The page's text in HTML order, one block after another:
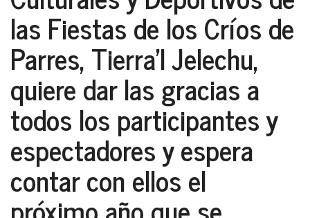
las Fiestas de los Críos de
Parres, Tierra’l Jelechu,
quiere dar las gracias a
todos los participantes y
espectadores y espera
contar con ellos el